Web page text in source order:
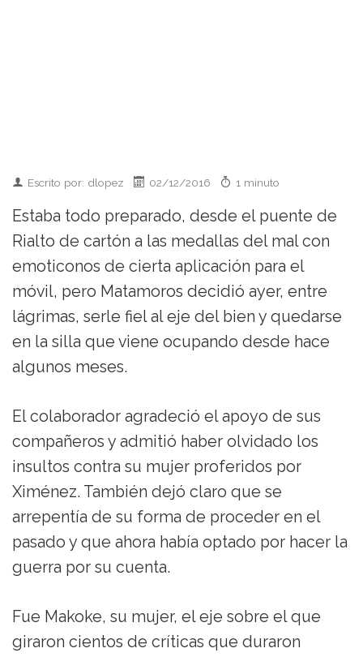
Escrito por: dlopez 02/12/2016 1 minuto
Estaba todo preparado, desde el puente de
Rialto de cartón a las medallas del mal con
emoticonos de cierta aplicación para el
móvil, pero Matamoros decidió ayer, entre
lágrimas, serle fiel al eje del bien y quedarse
en la silla que viene ocupando desde hace
algunos meses.
El colaborador agradeció el apoyo de sus
compañeros y admitió haber olvidado los
insultos contra su mujer proferidos por
Ximénez. También dejó claro que se
arrepentía de su forma de proceder en el
pasado y que ahora había optado por hacer la
guerra por su cuenta.
Fue Makoke, su mujer, el eje sobre el que
giraron cientos de críticas que duraron